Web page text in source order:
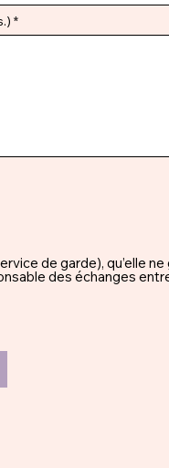
de garde), qu’elle ne
des échanges